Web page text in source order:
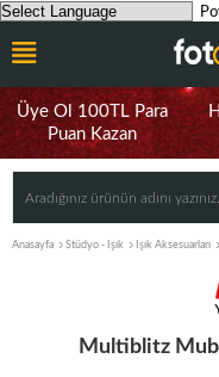
Üye Ol 100TL Para
Puan Kazan
Anasayfa Stüdyo - Işık Işık Aksesuarları
Multiblitz